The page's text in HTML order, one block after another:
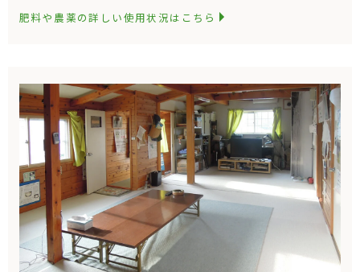
肥料や農薬の詳しい使用状況はこちら